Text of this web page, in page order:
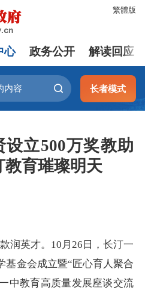
繁體版
心 政务公开 解读回应
长者模式
立500万奖教助
育璀璨明天
润英才。10月26日，长汀一
基金会成立暨“匠心育人聚合
中教育高质量发展座谈交流